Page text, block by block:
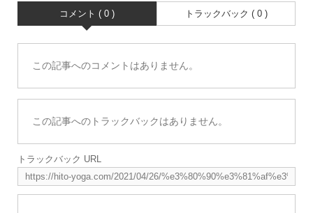
コメント ( 0 ) トラックバック ( 0 )
この記事へのコメントはありません。
この記事へのトラックバックはありません。
トラックバック URL